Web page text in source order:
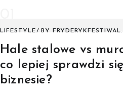
LIFESTYLE BY FRYDERYKFESTIWAL.
Hale stalowe vs
co lepiej sprawdzi
biznesie?